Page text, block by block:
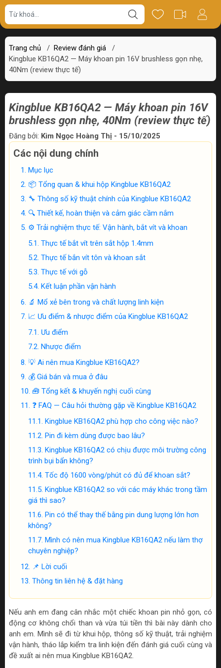
Trang chủ / Review đánh giá
/
Kingblue KB16QA2 — Máy khoan pin 16V brushless gọn nhẹ,
40Nm (review thực tế)
Kingblue KB16QA2 — Máy khoan pin 16V
brushless gọn nhẹ, 40Nm (review thực tế)
Đăng bởi: Kim Ngọc Hoàng Thị - 15/10/2025
Các nội dung chính
Mục lục
📦 Tổng quan & khui hộp Kingblue KB16QA2
🔧 Thông số kỹ thuật chính của Kingblue KB16QA2
🔍 Thiết kế, hoàn thiện và cảm giác cầm nắm
⚙️ Trải nghiệm thực tế: Vận hành, bắt vít và khoan
Thực tế bắt vít trên sắt hộp 1.4mm
Thực tế bắn vít tôn và khoan sắt
Thực tế với gỗ
Kết luận phần vận hành
🔬 Mổ xẻ bên trong và chất lượng linh kiện
📈 Ưu điểm & nhược điểm của Kingblue KB16QA2
Ưu điểm
Nhược điểm
💡 Ai nên mua Kingblue KB16QA2?
💰 Giá bán và mua ở đâu
🧰 Tổng kết & khuyến nghị cuối cùng
❓ FAQ — Câu hỏi thường gặp về Kingblue KB16QA2
Kingblue KB16QA2 phù hợp cho công việc nào?
Pin đi kèm dùng được bao lâu?
Kingblue KB16QA2 có chịu được môi trường công
trình bụi bẩn không?
Tốc độ 1600 vòng/phút có đủ để khoan sắt?
Kingblue KB16QA2 so với các máy khác trong tầm
giá thì sao?
Pin có thể thay thế bằng pin dung lượng lớn hơn
không?
Mình có nên mua Kingblue KB16QA2 nếu làm thợ
chuyên nghiệp?
📌 Lời cuối
Thông tin liên hệ & đặt hàng
Nếu anh em đang cân nhắc một chiếc khoan pin nhỏ gọn, có
động cơ không chổi than và vừa túi tiền thì bài này dành cho
anh em. Mình sẽ đi từ khui hộp, thông số kỹ thuật, trải nghiệm
vận hành, tháo lắp kiểm tra linh kiện đến đánh giá cuối cùng và
đề xuất ai nên mua Kingblue KB16QA2.